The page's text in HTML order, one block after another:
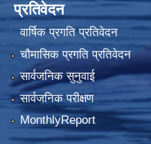
प्रतिवेदन
वार्षिक प्रगति प्रतिवेदन
चौमासिक प्रगति प्रतिवेदन
सार्वजनिक सुनुवाई
सार्वजनिक परीक्षण
MonthlyReport